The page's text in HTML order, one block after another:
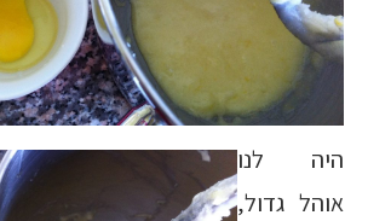
היה לנו
אוהל גדול,